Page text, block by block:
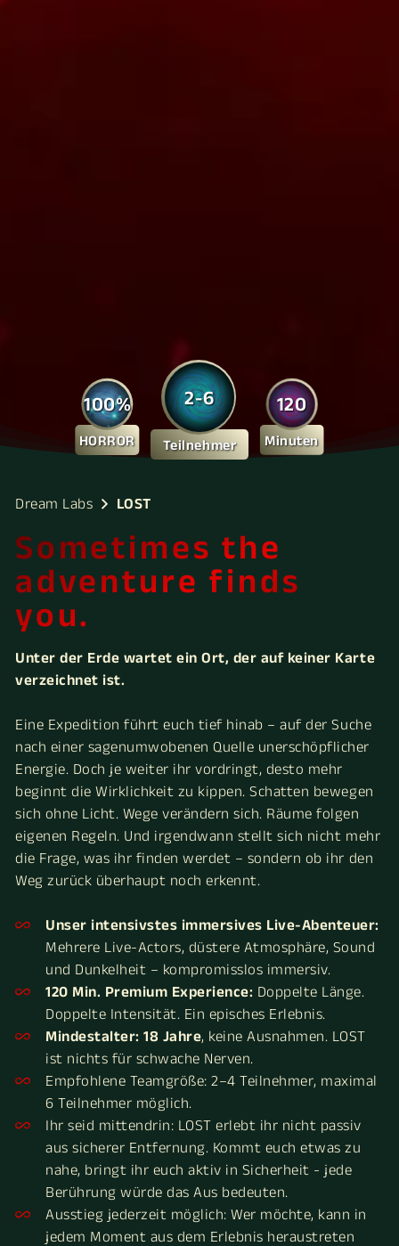
HORROR
100%
Teilnehmer
2-6
Minuten
120
Dream Labs LOST
Sometimes the
adventure finds
you.
Unter der Erde wartet ein Ort, der auf keiner Karte
verzeichnet ist.
Eine Expedition führt euch tief hinab – auf der Suche
nach einer sagenumwobenen Quelle unerschöpflicher
Energie. Doch je weiter ihr vordringt, desto mehr
beginnt die Wirklichkeit zu kippen. Schatten bewegen
sich ohne Licht. Wege verändern sich. Räume folgen
eigenen Regeln. Und irgendwann stellt sich nicht mehr
die Frage, was ihr finden werdet – sondern ob ihr den
Weg zurück überhaupt noch erkennt.
Unser intensivstes immersives Live-Abenteuer:
Mehrere Live-Actors, düstere Atmosphäre, Sound
und Dunkelheit – kompromisslos immersiv.
120 Min. Premium Experience: Doppelte Länge.
Doppelte Intensität. Ein episches Erlebnis.
Mindestalter: 18 Jahre, keine Ausnahmen. LOST
ist nichts für schwache Nerven.
Empfohlene Teamgröße: 2–4 Teilnehmer, maximal
6 Teilnehmer möglich.
Ihr seid mittendrin: LOST erlebt ihr nicht passiv
aus sicherer Entfernung. Kommt euch etwas zu
nahe, bringt ihr euch aktiv in Sicherheit - jede
Berührung würde das Aus bedeuten.
Ausstieg jederzeit möglich: Wer möchte, kann in
jedem Moment aus dem Erlebnis heraustreten